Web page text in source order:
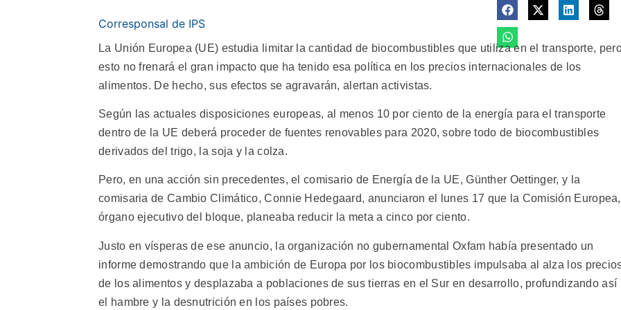
Corresponsal de IPS
La Unión Europea (UE) estudia limitar la cantidad de biocombustibles que utiliza en el transporte,
esto no frenará el gran impacto que ha tenido esa política en los precios internacionales de los
alimentos. De hecho, sus efectos se agravarán, alertan activistas.
Según las actuales disposiciones europeas, al menos 10 por ciento de la energía para el transporte
dentro de la UE deberá proceder de fuentes renovables para 2020, sobre todo de biocombustibles
derivados del trigo, la soja y la colza.
Pero, en una acción sin precedentes, el comisario de Energía de la UE, Günther Oettinger, y la
comisaria de Cambio Climático, Connie Hedegaard, anunciaron el lunes 17 que la Comisión Europea,
órgano ejecutivo del bloque, planeaba reducir la meta a cinco por ciento.
Justo en vísperas de ese anuncio, la organización no gubernamental Oxfam había presentado un
informe demostrando que la ambición de Europa por los biocombustibles impulsaba al alza los
de los alimentos y desplazaba a poblaciones de sus tierras en el Sur en desarrollo, profundizando así
el hambre y la desnutrición en los países pobres.